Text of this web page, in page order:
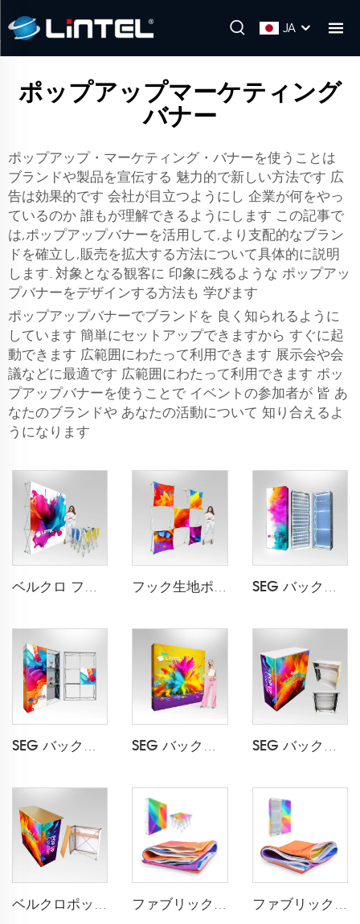
JA
ポップアップマーケティング
バナー
ポップアップ・マーケティング・バナーを使うことは
ブランドや製品を宣伝する 魅力的で新しい方法です 広
告は効果的です 会社が目立つようにし 企業が何をやっ
ているのか 誰もが理解できるようにします この記事で
は,ポップアップバナーを活用して,より支配的なブラン
ドを確立し,販売を拡大する方法について具体的に説明
します. 対象となる観客に 印象に残るような ポップアッ
プバナーをデザインする方法も 学びます
ポップアップバナーでブランドを 良く知られるように
しています 簡単にセットアップできますから すぐに起
動できます 広範囲にわたって利用できます 展示会や会
議などに最適です 広範囲にわたって利用できます ポッ
プアップバナーを使うことで イベントの参加者が 皆 あ
なたのブランドや あなたの活動について 知り合えるよ
うになります
ベルクロ ファブリック ポップアップディスプレイ LT-09L2-A フック生地ポップアップディスプレイ LT-09L1-A SEG バックライト ポップアップディスプレイ LT-09L4
SEG バックライト ポップアップディスプレイ LT-09L5 SEG バックライト ポップアップディスプレイ LT-09L3-A SEG バックライト ポップアップカウンター LT-09B7-A
ベルクロポップアップカウンターLT-09B ファブリックポップアップ印刷（ベルクロ） ファブリックポップアップ印刷（シリコンストリップ）